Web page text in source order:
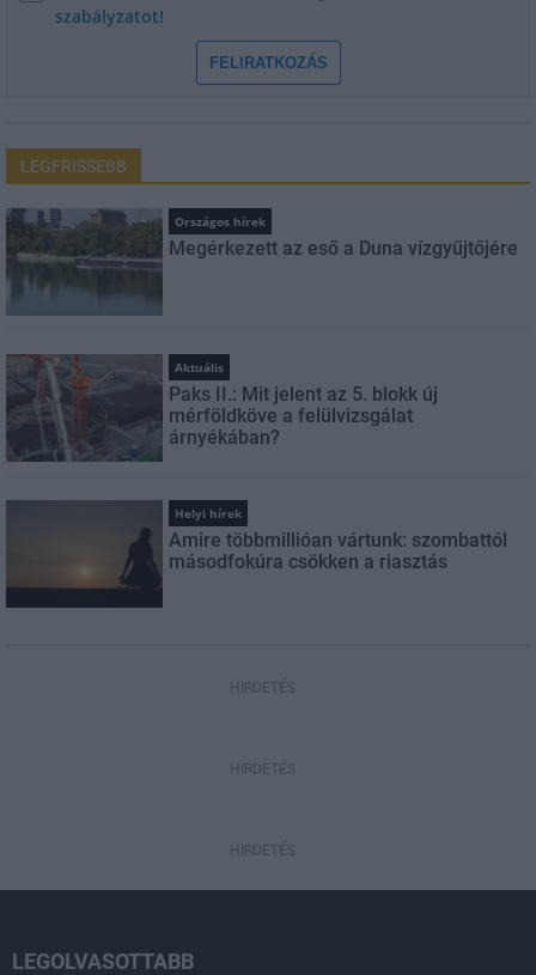
szabályzatot!
FELIRATKOZÁS
LEGFRISSEBB
Országos hírek
Megérkezett az eső a Duna vízgyűjtőjére
Aktuális
Paks II.: Mit jelent az 5. blokk új
mérföldköve a felülvizsgálat
árnyékában?
Helyi hírek
Amire többmillióan vártunk: szombattól
másodfokúra csökken a riasztás
HIRDETÉS
HIRDETÉS
HIRDETÉS
LEGOLVASOTTABB